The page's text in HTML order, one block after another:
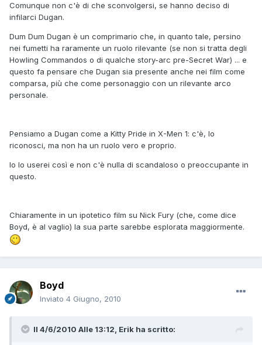
Comunque non c'è di che sconvolgersi, se hanno deciso di
infilarci Dugan.
Dum Dum Dugan è un comprimario che, in quanto tale, persino
nei fumetti ha raramente un ruolo rilevante (se non si tratta degli
Howling Commandos o di qualche story-arc pre-Secret War) ... e
questo fa pensare che Dugan sia presente anche nei film come
comparsa, più che come personaggio con un rilevante arco
personale.
Pensiamo a Dugan come a Kitty Pride in X-Men 1: c'è, lo
riconosci, ma non ha un ruolo vero e proprio.
Io lo userei così e non c'è nulla di scandaloso o preoccupante in
questo.
Chiaramente in un ipotetico film su Nick Fury (che, come dice
Boyd, è al vaglio) la sua parte sarebbe esplorata maggiormente.
Boyd
Inviato 4 Giugno, 2010
Il 4/6/2010 Alle 13:12, Erik ha scritto: